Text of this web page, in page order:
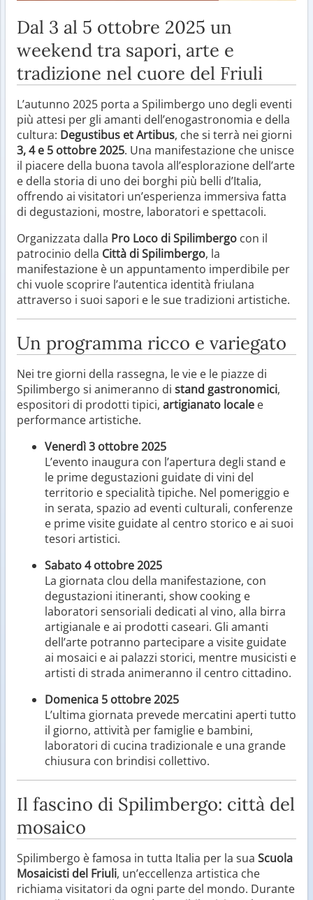
Dal 3 al 5 ottobre 2025 un
weekend tra sapori, arte e
tradizione nel cuore del Friuli
L’autunno 2025 porta a Spilimbergo uno degli eventi
più attesi per gli amanti dell’enogastronomia e della
cultura: Degustibus et Artibus, che si terrà nei giorni
3, 4 e 5 ottobre 2025. Una manifestazione che unisce
il piacere della buona tavola all’esplorazione dell’arte
e della storia di uno dei borghi più belli d’Italia,
offrendo ai visitatori un’esperienza immersiva fatta
di degustazioni, mostre, laboratori e spettacoli.
Organizzata dalla Pro Loco di Spilimbergo con il
patrocinio della Città di Spilimbergo, la
manifestazione è un appuntamento imperdibile per
chi vuole scoprire l’autentica identità friulana
attraverso i suoi sapori e le sue tradizioni artistiche.
Un programma ricco e variegato
Nei tre giorni della rassegna, le vie e le piazze di
Spilimbergo si animeranno di stand gastronomici,
espositori di prodotti tipici, artigianato locale e
performance artistiche.
Venerdì 3 ottobre 2025
L’evento inaugura con l’apertura degli stand e
le prime degustazioni guidate di vini del
territorio e specialità tipiche. Nel pomeriggio e
in serata, spazio ad eventi culturali, conferenze
e prime visite guidate al centro storico e ai suoi
tesori artistici.
Sabato 4 ottobre 2025
La giornata clou della manifestazione, con
degustazioni itineranti, show cooking e
laboratori sensoriali dedicati al vino, alla birra
artigianale e ai prodotti caseari. Gli amanti
dell’arte potranno partecipare a visite guidate
ai mosaici e ai palazzi storici, mentre musicisti e
artisti di strada animeranno il centro cittadino.
Domenica 5 ottobre 2025
L’ultima giornata prevede mercatini aperti tutto
il giorno, attività per famiglie e bambini,
laboratori di cucina tradizionale e una grande
chiusura con brindisi collettivo.
Il fascino di Spilimbergo: città del
mosaico
Spilimbergo è famosa in tutta Italia per la sua Scuola
Mosaicisti del Friuli, un’eccellenza artistica che
richiama visitatori da ogni parte del mondo. Durante